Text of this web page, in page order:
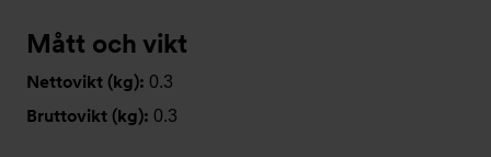
Mått och vikt
Nettovikt (kg): 0.3
Bruttovikt (kg): 0.3